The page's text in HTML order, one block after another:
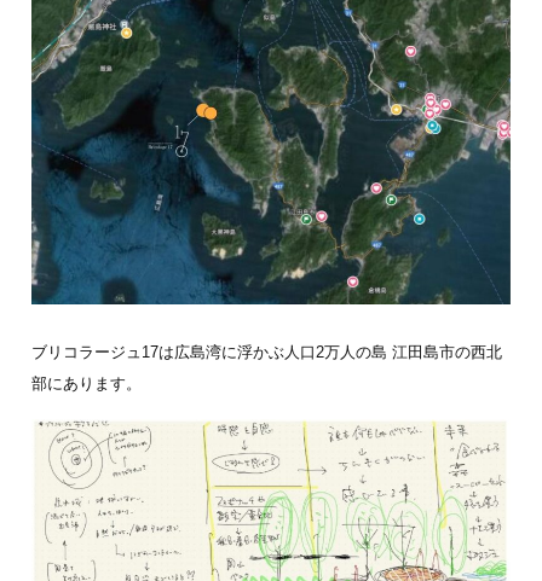
ブリコラージュ17は広島湾に浮かぶ人口2万人の島 江田島市の西北
部にあります。